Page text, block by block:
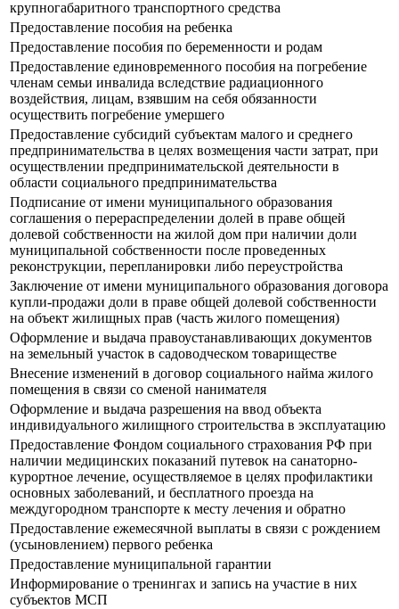
крупногабаритного транспортного средства
Предоставление пособия на ребенка
Предоставление пособия по беременности и родам
Предоставление единовременного пособия на погребение
членам семьи инвалида вследствие радиационного
воздействия, лицам, взявшим на себя обязанности
осуществить погребение умершего
Предоставление субсидий субъектам малого и среднего
предпринимательства в целях возмещения части затрат, при
осуществлении предпринимательской деятельности в
области социального предпринимательства
Подписание от имени муниципального образования
соглашения о перераспределении долей в праве общей
долевой собственности на жилой дом при наличии доли
муниципальной собственности после проведенных
реконструкции, перепланировки либо переустройства
Заключение от имени муниципального образования договора
купли-продажи доли в праве общей долевой собственности
на объект жилищных прав (часть жилого помещения)
Оформление и выдача правоустанавливающих документов
на земельный участок в садоводческом товариществе
Внесение изменений в договор социального найма жилого
помещения в связи со сменой нанимателя
Оформление и выдача разрешения на ввод объекта
индивидуального жилищного строительства в эксплуатацию
Предоставление Фондом социального страхования РФ при
наличии медицинских показаний путевок на санаторно-
курортное лечение, осуществляемое в целях профилактики
основных заболеваний, и бесплатного проезда на
междугородном транспорте к месту лечения и обратно
Предоставление ежемесячной выплаты в связи с рождением
(усыновлением) первого ребенка
Предоставление муниципальной гарантии
Информирование о тренингах и запись на участие в них
субъектов МСП